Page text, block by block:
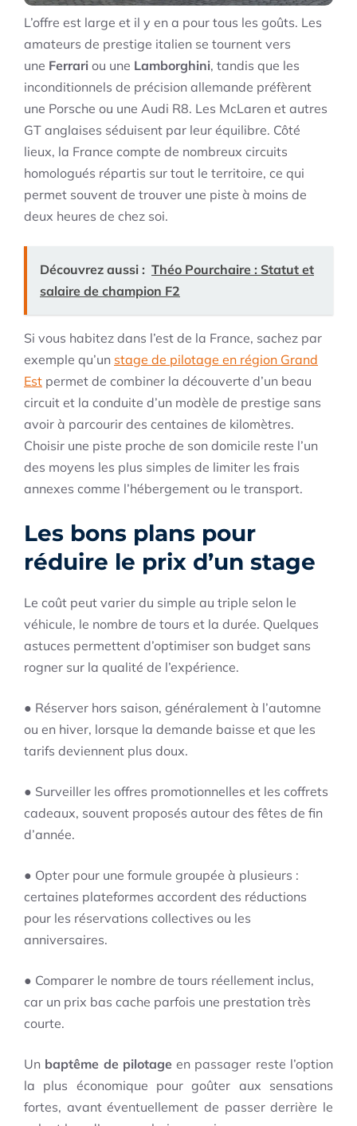
L’offre est large et il y en a pour tous les goûts. Les
amateurs de prestige italien se tournent vers
une Ferrari ou une Lamborghini, tandis que les
inconditionnels de précision allemande préfèrent
une Porsche ou une Audi R8. Les McLaren et autres
GT anglaises séduisent par leur équilibre. Côté
lieux, la France compte de nombreux circuits
homologués répartis sur tout le territoire, ce qui
permet souvent de trouver une piste à moins de
deux heures de chez soi.
Découvrez aussi : Théo Pourchaire : Statut et
salaire de champion F2
Si vous habitez dans l’est de la France, sachez par
exemple qu’un stage de pilotage en région Grand
Est permet de combiner la découverte d’un beau
circuit et la conduite d’un modèle de prestige sans
avoir à parcourir des centaines de kilomètres.
Choisir une piste proche de son domicile reste l’un
des moyens les plus simples de limiter les frais
annexes comme l’hébergement ou le transport.
Les bons plans pour
réduire le prix d’un stage
Le coût peut varier du simple au triple selon le
véhicule, le nombre de tours et la durée. Quelques
astuces permettent d’optimiser son budget sans
rogner sur la qualité de l’expérience.
● Réserver hors saison, généralement à l’automne
ou en hiver, lorsque la demande baisse et que les
tarifs deviennent plus doux.
● Surveiller les offres promotionnelles et les coffrets
cadeaux, souvent proposés autour des fêtes de fin
d’année.
● Opter pour une formule groupée à plusieurs :
certaines plateformes accordent des réductions
pour les réservations collectives ou les
anniversaires.
● Comparer le nombre de tours réellement inclus,
car un prix bas cache parfois une prestation très
courte.
Un baptême de pilotageen passager reste l’option
la plus économique pour goûter aux sensations
fortes, avant éventuellement de passer derrière le